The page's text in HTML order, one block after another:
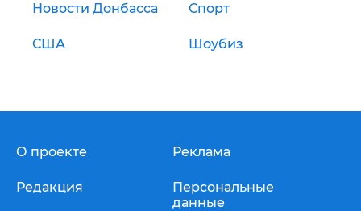
Новости Донбасса Спорт
США Шоубиз
О проекте
Редакция
Реклама
Персональные
данные